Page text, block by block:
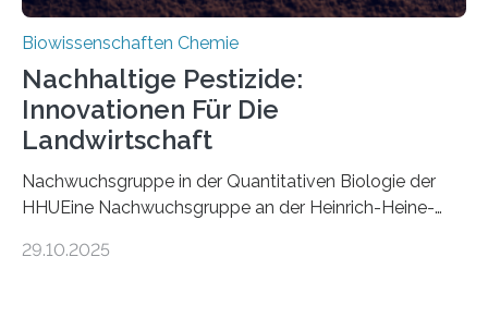
Biowissenschaften Chemie
Nachhaltige Pestizide:
Innovationen Für Die
Landwirtschaft
Nachwuchsgruppe in der Quantitativen Biologie der
HHUEine Nachwuchsgruppe an der Heinrich-Heine-
fünf Jahren erforschen, wie Bakterien auf
29.10.2025